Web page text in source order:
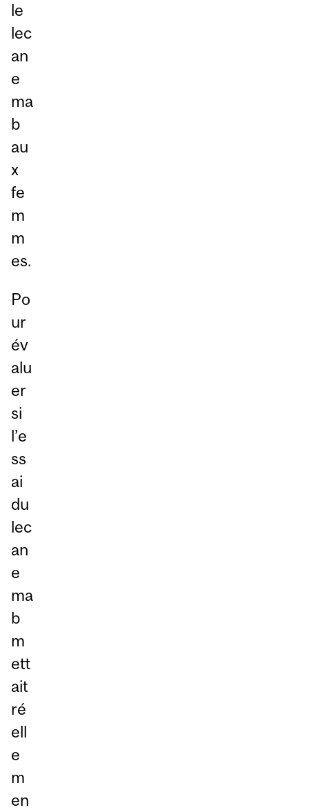
le
lec
an
e
ma
b
au
x
fe
m
m
es.
Po
ur
év
alu
er
si
l’e
ss
ai
du
lec
an
e
ma
b
m
ett
ait
ré
ell
e
m
en